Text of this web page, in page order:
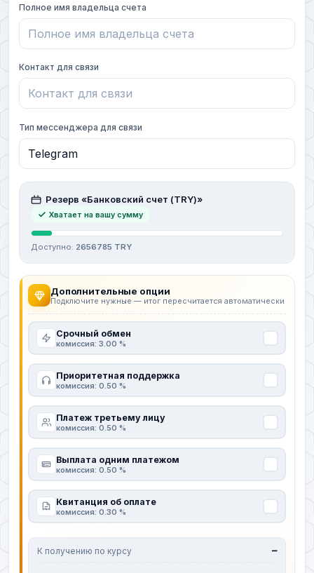
Полное имя владельца счета
Контакт для связи
Тип мессенджера для связи
Резерв «Банковский счет (TRY)»
Хватает на вашу сумму
Доступно: 2656785 TRY
Дополнительные опции
Подключите нужные — итог пересчитается автоматически
Срочный обмен
комиссия: 3.00 %
Приоритетная поддержка
комиссия: 0.50 %
Платеж третьему лицу
комиссия: 0.50 %
Выплата одним платежом
комиссия: 0.50 %
Квитанция об оплате
комиссия: 0.30 %
К получению по курсу —